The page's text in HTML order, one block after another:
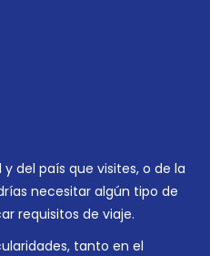
del país que visites, o de la
necesitar algún tipo de
requisitos de viaje.
tanto en el